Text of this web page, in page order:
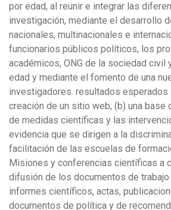
por edad, al reunir e integrar las
investigación, mediante el desarrollo
nacionales, multinacionales e
funcionarios públicos políticos, los
académicos, ONG de la sociedad civil
edad y mediante el fomento de una
investigadores. resultados esperados
creación de un sitio web; (b) una
de medidas científicas y las
evidencia que se dirigen a la
facilitación de las escuelas de
Misiones y conferencias científicas a
difusión de los documentos de trabajo
informes científicos, actas,
documentos de política y de